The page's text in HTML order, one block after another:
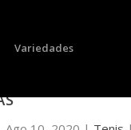
Variedades